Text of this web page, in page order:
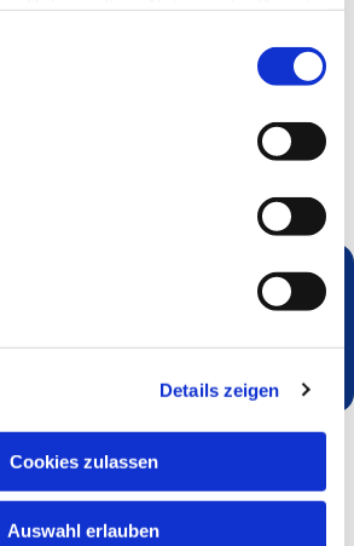
Details zeigen
Cookies zulassen
Auswahl erlauben
gehört zu mir“, „Ein bißchen Spaß muss
mal wieder richtig Sommer? wird
oder per SMS unter 0177 8403077